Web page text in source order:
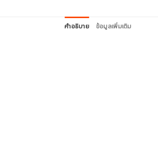
คำอธิบาย ข้อมูลเพิ่มเติม